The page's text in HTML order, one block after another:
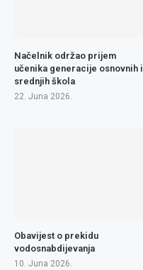
Načelnik održao prijem
učenika generacije osnovnih i
srednjih škola
22. Juna 2026.
Obavijest o prekidu
vodosnabdijevanja
10. Juna 2026.